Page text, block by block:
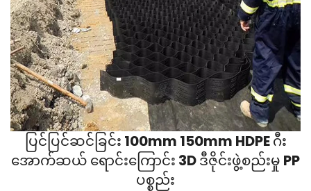
ပြင်ပြင်ဆင်ခြင်း 100mm 150mm HDPE ဂီး
အောက်ဆယ် ရောင်းကြောင်း 3D ဒီဇိုင်းဖွဲ့စည်းမှု PP
ပစ္စည်း